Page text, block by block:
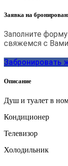
Заявка на
Заполните
свяжемся с
Забронировать
Описание
Душ и туалет в
Кондиционер
Телевизор
Холодильник